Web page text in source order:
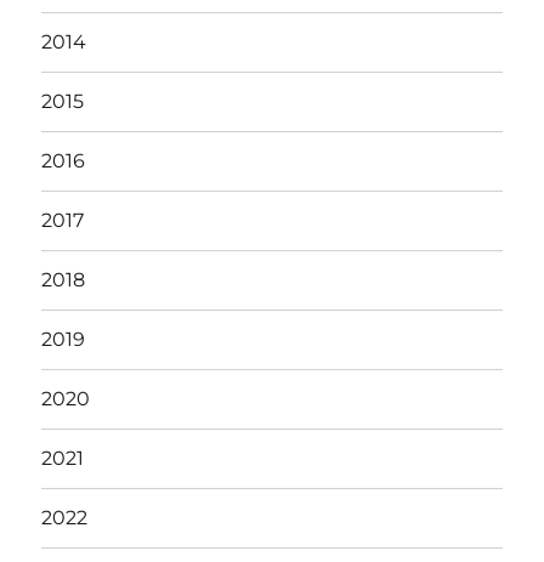
2014
2015
2016
2017
2018
2019
2020
2021
2022